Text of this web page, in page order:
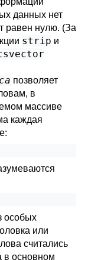
данных нет
равен нулю. (За
strip и
позволяет
в
массиве
каждая
особых
или
считались
в основном